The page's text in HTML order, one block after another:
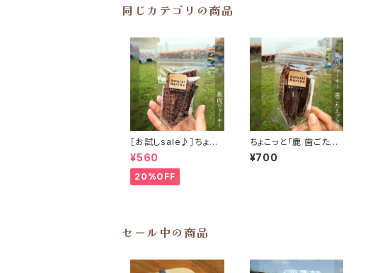
同じカテゴリの商品
［お試しsale♪］ちょこ
っと「鹿肉ジャーキー」
ジビエ鹿 おやつ
¥560
20%OFF
ちょこっと「鹿 歯ごたえ
プラス」ジビエ鹿 おやつ
¥700
セール中の商品